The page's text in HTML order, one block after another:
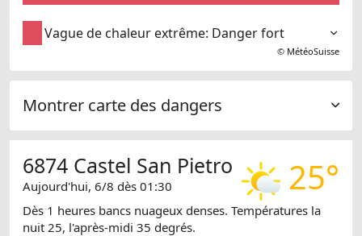
Vague de chaleur extrême: Danger fort
© MétéoSuisse
Montrer carte des dangers
25°
6874 Castel San Pietro
Aujourd'hui, 6/8 dès 01:30
Dès 1 heures bancs nuageux denses. Températures la
nuit 25, l'après-midi 35 degrés.